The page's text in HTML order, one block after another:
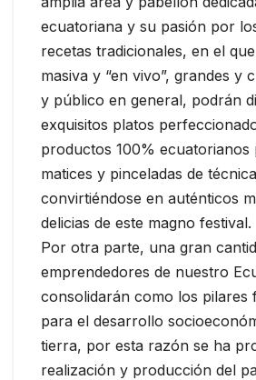
ecuatoriana y su pasión por
recetas tradicionales, en el
masiva y “en vivo”, grandes y
y público en general, podrán
exquisitos platos
productos 100% ecuatorianos
matices y pinceladas de
convirtiéndose en auténticos
delicias de este magno festival.
Por otra parte, una gran
emprendedores de nuestro
consolidarán como los pilares
para el desarrollo
tierra, por esta razón se ha
realización y producción del